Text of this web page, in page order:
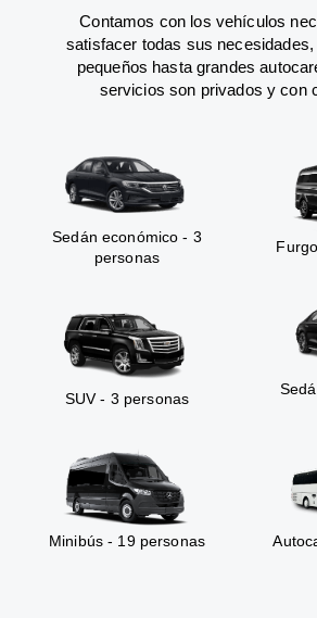
Contamos con los vehículos
satisfacer todas sus
pequeños hasta grandes
servicios son privados y con
Sedán económico - 3
personas
SUV - 3 personas
Minibús - 19 personas